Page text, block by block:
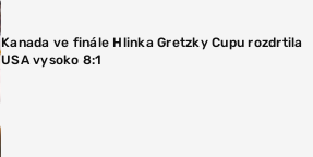
Kanada ve finále Hlinka Gretzky Cupu rozdrtila
USA vysoko 8:1